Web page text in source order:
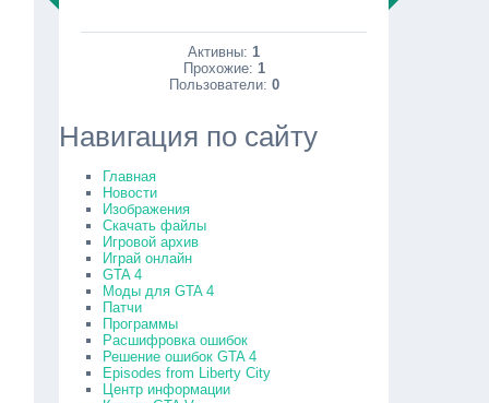
Активны:1
Прохожие: 1
Пользователи: 0
Навигация по сайту
Главная
Новости
Изображения
Скачать файлы
Игровой архив
Играй онлайн
GTA 4
Моды для GTA 4
Патчи
Программы
Расшифровка ошибок
Решение ошибок GTA 4
Episodes from Liberty City
Центр информации